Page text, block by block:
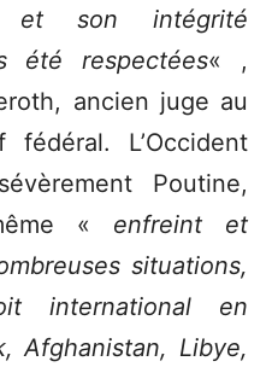
et son intégrité
été respectées« ,
ancien juge au
fédéral. L’Occident
Poutine,
« enfreint et
situations,
international en
Afghanistan, Libye,